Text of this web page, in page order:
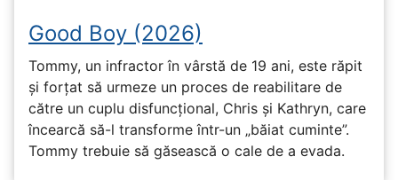
Good Boy (2026)
Tommy, un infractor în vârstă de 19 ani, este răpit
și forțat să urmeze un proces de reabilitare de
către un cuplu disfuncțional, Chris și Kathryn, care
încearcă să-l transforme într-un „băiat cuminte”.
Tommy trebuie să găsească o cale de a evada.